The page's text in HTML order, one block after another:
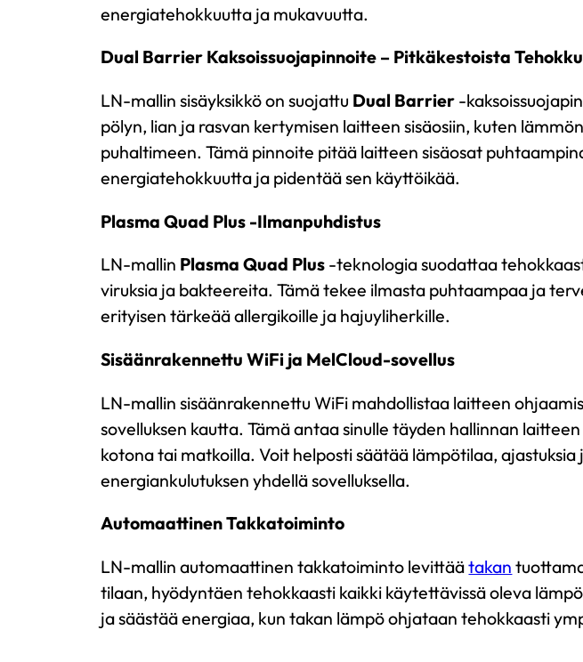
energiatehokkuutta ja mukavuutta.
Dual Barrier Kaksoissuojapinnoite – Pitkäkestoista
LN-mallin sisäyksikkö on suojattu Dual Barrier -
pölyn, lian ja rasvan kertymisen laitteen sisäosiin, kuten
puhaltimeen. Tämä pinnoite pitää laitteen sisäosat
energiatehokkuutta ja pidentää sen käyttöikää.
Plasma Quad Plus -Ilmanpuhdistus
LN-mallin Plasma Quad Plus -teknologia suodattaa
viruksia ja bakteereita. Tämä tekee ilmasta puhtaampaa ja
erityisen tärkeää allergikoille ja hajuyliherkille.
Sisäänrakennettu WiFi ja MelCloud-sovellus
LN-mallin sisäänrakennettu WiFi mahdollistaa laitteen
sovelluksen kautta. Tämä antaa sinulle täyden hallinnan
kotona tai matkoilla. Voit helposti säätää lämpötilaa,
energiankulutuksen yhdellä sovelluksella.
Automaattinen Takkatoiminto
LN-mallin automaattinen takkatoiminto levittäätakan
tilaan, hyödyntäen tehokkaasti kaikki käytettävissä oleva
ja säästää energiaa, kun takan lämpö ohjataan tehokkaasti